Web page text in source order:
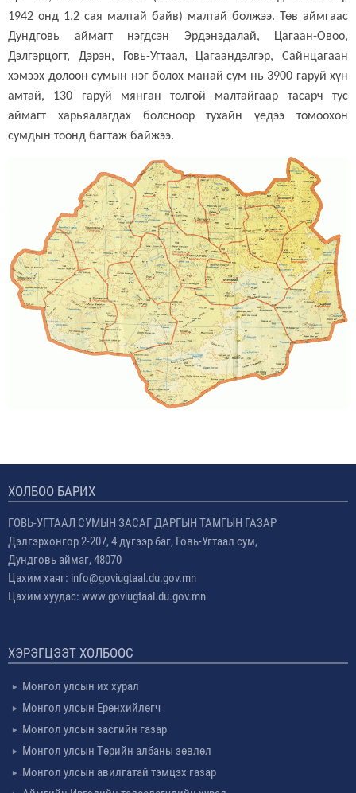
1942 онд 1,2 сая малтай байв) малтай болжээ. Төв аймгаас
Дундговь аймагт нэгдсэн Эрдэнэдалай, Цагаан-Овоо,
Дэлгэрцогт, Дэрэн, Говь-Угтаал, Цагаандэлгэр, Сайнцагаан
хэмээх долоон сумын нэг болох манай сум нь 3900 гаруй хүн
амтай, 130 гаруй мянган толгой малтайгаар тасарч тус
аймагт харьяалагдах болсноор тухайн үедээ томоохон
сумдын тоонд багтаж байжээ.
ХОЛБОО БАРИХ
ГОВЬ-УГТААЛ СУМЫН ЗАСАГ ДАРГЫН ТАМГЫН ГАЗАР
Дэлгэрхонгор 2-207, 4 дүгээр баг, Говь-Угтаал сум,
Дундговь аймаг, 48070
Цахим хаяг: info@goviugtaal.du.gov.mn
Цахим хуудас: www.goviugtaal.du.gov.mn
ХЭРЭГЦЭЭТ ХОЛБООС
Монгол улсын их хурал
Монгол улсын Ерөнхийлөгч
Монгол улсын засгийн газар
Монгол улсын Төрийн албаны зөвлөл
Монгол улсын авилгатай тэмцэх газар